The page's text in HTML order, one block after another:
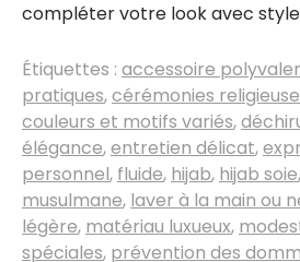
compléter votre look avec
Étiquettes : accessoire
pratiques,cérémonies
couleurs et motifs variés,
élégance,entretien délicat,
personnel, fluide, hijab, hijab soie,
musulmane, laver à la main ou
légère, matériau luxueux,
spéciales, prévention des